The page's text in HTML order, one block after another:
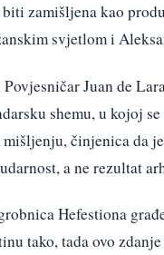
zamišljena kao
svjetlom i
Juan de
shemu, u kojoj se
činjenica da
a ne rezultat
Hefestiona
tako, tada ovo